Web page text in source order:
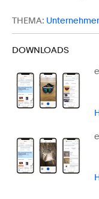
THEMA:
DOWNLOADS